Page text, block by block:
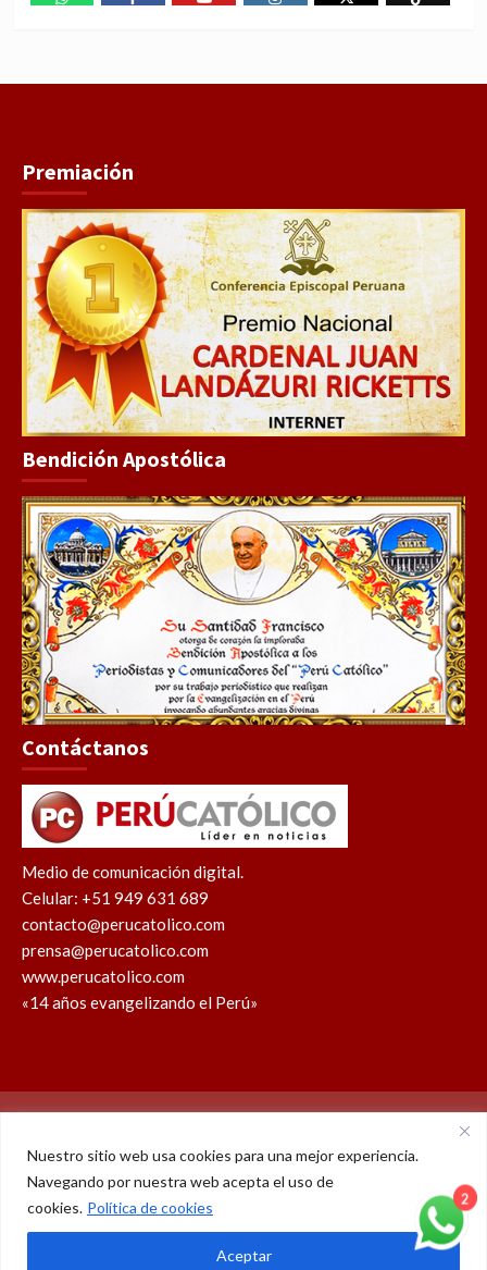
Nuestro sitio web usa cookies para una mejor experiencia.
Navegando por nuestra web acepta el uso de
cookies. Política de cookies
Aceptar
Premiación
Bendición Apostólica
Contáctanos
Medio de comunicación digital.
Celular: +51 949 631 689
contacto@perucatolico.com
prensa@perucatolico.com
www.perucatolico.com
«14 años evangelizando el Perú»
WhatsAppFacebookYoutubeInstagram
X
© Derechos reservados 2026 – Perú Católico | 14 años
evangelizando el Perú
2